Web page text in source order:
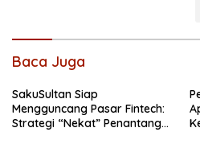
Baca Juga
SakuSultan Siap
Mengguncang Pasar Fintech:
Strategi “Nekat” Penantang